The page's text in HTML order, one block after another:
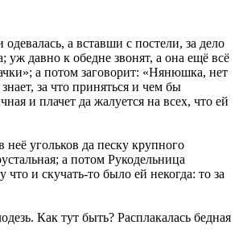
а вставши с постели, за дело
давно к обедне звонят, а она ещё всё
а потом заговорит: «Нянюшка, нет
за что приняться и чем бы
и плачет да жалуется на всех, что ей
угольков да песку крупного
а потом Рукодельница
и скучать-то было ей некогда: то за
Как тут быть? Расплакалась бедная